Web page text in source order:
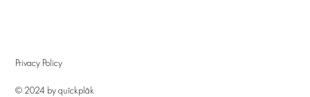
Privacy Policy
© 2024 by quîckplâk